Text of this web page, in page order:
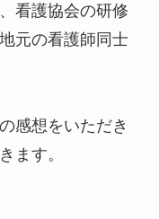
看護協会の研修
元の看護師同士
感想をいただき
ます。